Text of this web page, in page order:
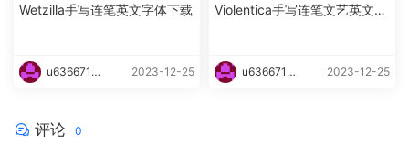
Wetzilla手写连笔英文字体下载
u6366719
2023-12-25
Violentica手写连笔文艺英文字
u6366719
2023-12-25
评论 0